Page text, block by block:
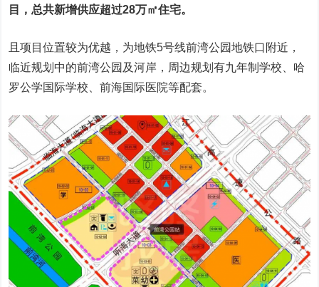
目，总共新增供应超过28万㎡住宅。
且项目位置较为优越，为地铁5号线前湾公园地铁口附近，
临近规划中的前湾公园及河岸，周边规划有九年制学校、哈
罗公学国际学校、前海国际医院等配套。